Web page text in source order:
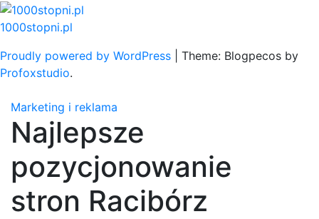
Skip
to
1000stopni.pl
Proudly powered by WordPress
Theme: Blogpecos by
Profoxstudio.
Marketing i reklama
Najlepsze
pozycjonowanie
stron Racibórz